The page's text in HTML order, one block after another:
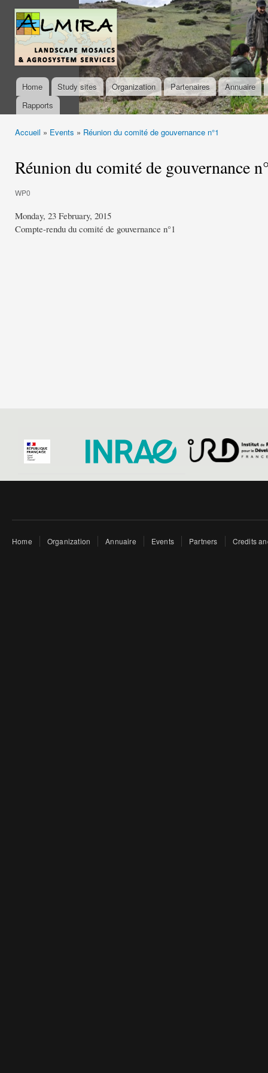
almira-
project.org
Main menu
Home Study sites Organization Partenaires
Annuaire
Rapports
Accueil » Events » Réunion du comité de gouvernance n°1
Réunion du comité de gouvernance
WP0
Monday, 23 February, 2015
Compte-rendu du comité de gouvernance n°1
Home Organization Annuaire Events Partners Credits